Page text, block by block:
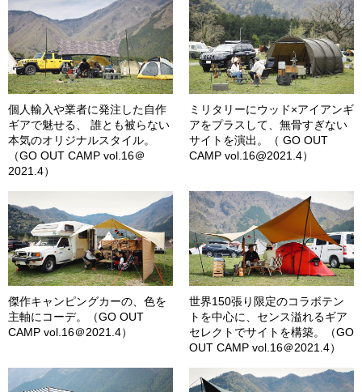
個人輸入や業者に発注した自作
ギアで魅せる、 誰とも被らない
本気のオリジナルスタイル。
（GO OUT CAMP vol.16＠
2021.4）
ミリタリーにウッド×アイアンギ
アをプラスして、無骨すぎない
サイトを演出。（ GO OUT
CAMP vol.16@2021.4）
傑作キャンピングカーの、色を
主軸にコーデ。（GO OUT
CAMP vol.16＠2021.4）
世界150張り限定のコラボテン
トを中心に、センス溢れるギア
セレクトでサイトを構築。（GO
OUT CAMP vol.16＠2021.4）